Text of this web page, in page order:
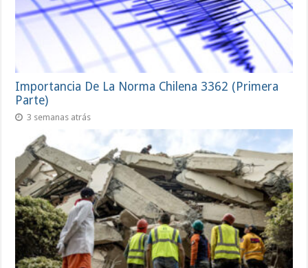
Importancia De La Norma Chilena 3362 (Primera
Parte)
3 semanas atrás